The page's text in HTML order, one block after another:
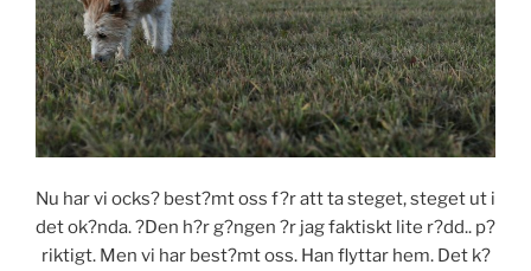
Nu har vi ocks? best?mt oss f?r att ta steget, steget ut i
det ok?nda. ?Den h?r g?ngen ?r jag faktiskt lite r?dd.. p?
riktigt. Men vi har best?mt oss. Han flyttar hem. Det k?